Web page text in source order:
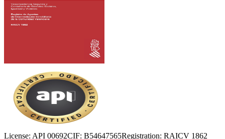
License: API 00692CIF: B54647565Registration: RAICV 1862